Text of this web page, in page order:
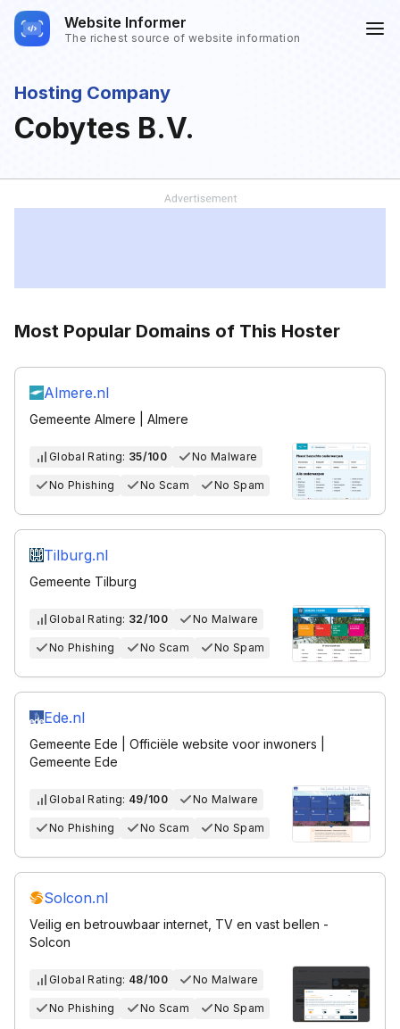
Website Informer
The richest source of website information
Hosting Company
Cobytes B.V.
Most Popular Domains of This Hoster
Almere.nl
Gemeente Almere | Almere
Global Rating: 35/100 No Malware
No Phishing No Scam No Spam
Tilburg.nl
Gemeente Tilburg
Global Rating: 32/100 No Malware
No Phishing No Scam No Spam
Ede.nl
Gemeente Ede | Officiële website voor inwoners |
Gemeente Ede
Global Rating: 49/100 No Malware
No Phishing No Scam No Spam
Solcon.nl
Veilig en betrouwbaar internet, TV en vast bellen -
Solcon
Global Rating: 48/100 No Malware
No Phishing No Scam No Spam